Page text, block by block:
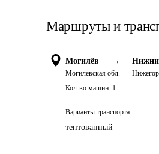
Маршруты и
Могилёв →
Могилёвская обл.
Кол-во машин: 1
Варианты транспорта
тентованный